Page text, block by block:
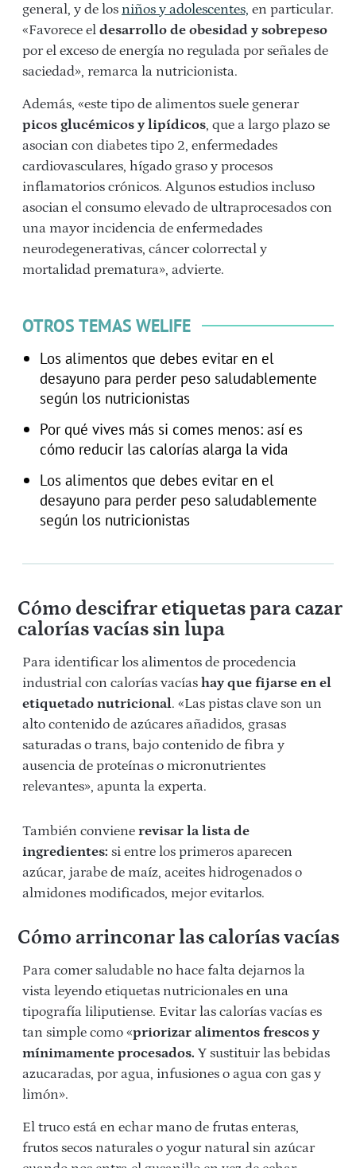
general, y de los niños y adolescentes, en particular.
«Favorece el desarrollo de obesidad y sobrepeso
por el exceso de energía no regulada por señales de
saciedad», remarca la nutricionista.
Además, «este tipo de alimentos suele generar
picos glucémicos y lipídicos, que a largo plazo se
asocian con diabetes tipo 2, enfermedades
cardiovasculares, hígado graso y procesos
inflamatorios crónicos. Algunos estudios incluso
asocian el consumo elevado de ultraprocesados con
una mayor incidencia de enfermedades
neurodegenerativas, cáncer colorrectal y
mortalidad prematura», advierte.
OTROS TEMAS WELIFE
Los alimentos que debes evitar en el
desayuno para perder peso saludablemente
según los nutricionistas
Por qué vives más si comes menos: así es
cómo reducir las calorías alarga la vida
Los alimentos que debes evitar en el
desayuno para perder peso saludablemente
según los nutricionistas
Cómo descifrar etiquetas para cazar
calorías vacías sin lupa
Para identificar los alimentos de procedencia
industrial con calorías vacías hay que fijarse en el
etiquetado nutricional. «Las pistas clave son un
alto contenido de azúcares añadidos, grasas
saturadas o trans, bajo contenido de fibra y
ausencia de proteínas o micronutrientes
relevantes», apunta la experta.
También conviene revisar la lista de
ingredientes: si entre los primeros aparecen
azúcar, jarabe de maíz, aceites hidrogenados o
almidones modificados, mejor evitarlos.
Cómo arrinconar las calorías vacías
Para comer saludable no hace falta dejarnos la
vista leyendo etiquetas nutricionales en una
tipografía liliputiense. Evitar las calorías vacías es
tan simple como «priorizar alimentos frescos y
mínimamente procesados. Y sustituir las bebidas
azucaradas, por agua, infusiones o agua con gas y
limón».
El truco está en echar mano de frutas enteras,
frutos secos naturales o yogur natural sin azúcar